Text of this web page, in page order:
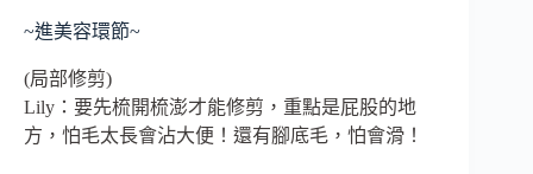
~進美容環節~
(局部修剪)
Lily：要先梳開梳澎才能修剪，重點是屁股的地
方，怕毛太長會沾大便！還有腳底毛，怕會滑！